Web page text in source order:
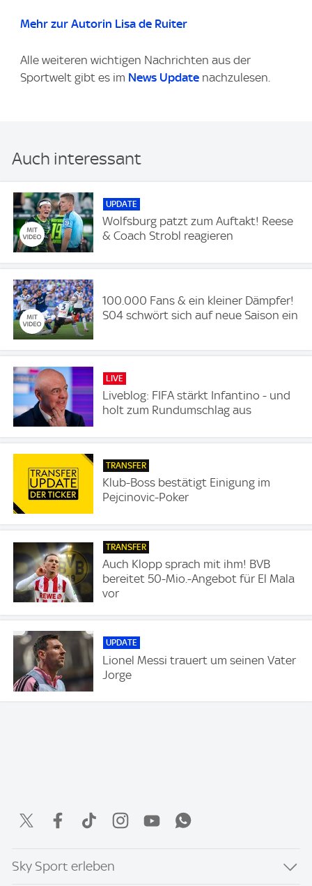
Mehr zur Autorin Lisa de Ruiter
Alle weiteren wichtigen Nachrichten aus der
Sportwelt gibt es im News Update nachzulesen.
Auch interessant
UPDATE
Wolfsburg patzt zum Auftakt! Reese
& Coach Strobl reagieren
100.000 Fans & ein kleiner Dämpfer!
S04 schwört sich auf neue Saison ein
LIVE
Liveblog: FIFA stärkt Infantino - und
holt zum Rundumschlag aus
TRANSFER
Klub-Boss bestätigt Einigung im
Pejcinovic-Poker
TRANSFER
Auch Klopp sprach mit ihm! BVB
bereitet 50-Mio.-Angebot für El Mala
vor
UPDATE
Lionel Messi trauert um seinen Vater
Jorge
Sky Sport erleben